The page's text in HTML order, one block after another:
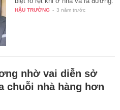
biệt rõ rệt khi ở nhà và ra đường.
HẬU TRƯỜNG
nhờ vai diễn sở
chuỗi nhà hàng hơn